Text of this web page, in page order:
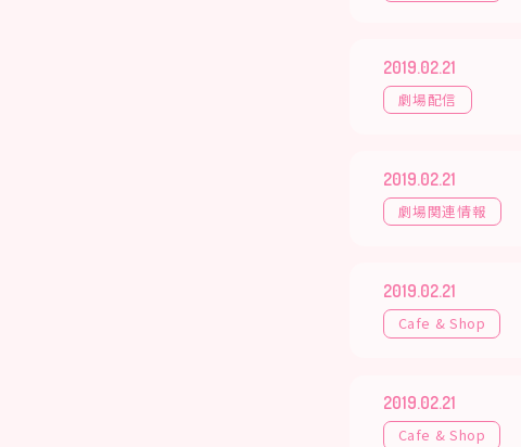
2019.02.21
劇場配信
2019.02.21
劇場関連情報
2019.02.21
Cafe & Shop
2019.02.21
Cafe & Shop